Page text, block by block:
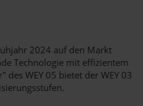
2024 auf den Markt
Technologie mit effizientem
des WEY 05 bietet der WEY 03